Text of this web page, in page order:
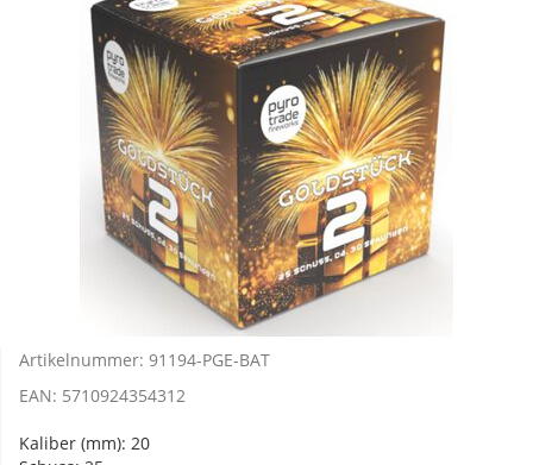
Artikelnummer: 91194-PGE-BAT
EAN: 5710924354312
Kaliber (mm): 20